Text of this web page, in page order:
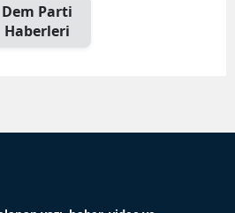
Dem Parti
Haberleri